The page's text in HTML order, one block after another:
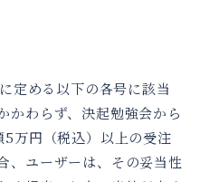
定める以下の各号に該当
かわらず、決起勉強会から
万円（税込）以上の受注
、ユーザーは、その妥当性